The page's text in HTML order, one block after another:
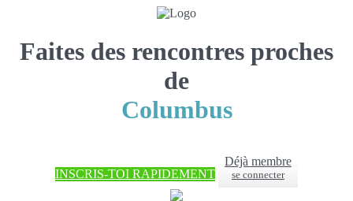
Faites des rencontres proches
de
Columbus
INSCRIS-TOI RAPIDEMENT
Déjà membre
se connecter